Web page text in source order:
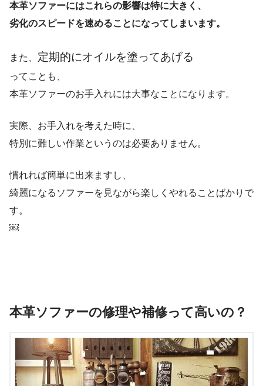
本革ソファーにはこれらの影響は特に大きく、
劣化のスピードを速めることになってしまいます。
また、 定期的にオイルを塗ってあげる
ってことも、
本革ソファーのお手入れには大事なことになります。
実際、お手入れを考えた時に、
特別に難しい作業というのは必要ありません。
慣れれば簡単に出来ますし、
綺麗になるソファーを見ながら楽しくやれることばかりで
す。
￼
本革ソファーの修理や補修って高いの？